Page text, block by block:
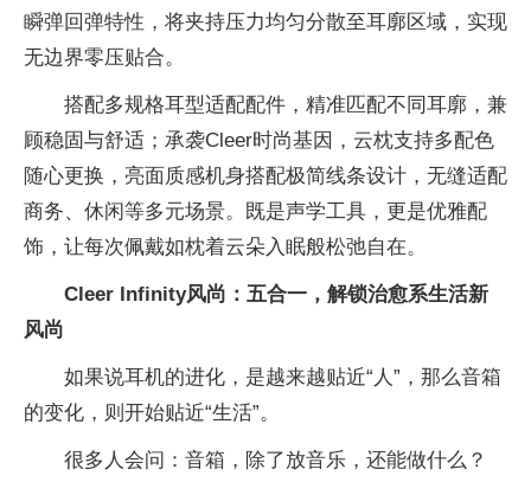
瞬弹回弹特性，将夹持压力均匀分散至耳廓区域，实现
无边界零压贴合。
搭配多规格耳型适配配件，精准匹配不同耳廓，兼
顾稳固与舒适；承袭Cleer时尚基因，云枕支持多配色
随心更换，亮面质感机身搭配极简线条设计，无缝适配
商务、休闲等多元场景。既是声学工具，更是优雅配
饰，让每次佩戴如枕着云朵入眠般松弛自在。
Cleer Infinity风尚： 五合一 ，解锁治愈系生活新
风尚
如果说耳机的进化，是越来越贴近“人”，那么音箱
的变化，则开始贴近“生活”。
很多人会问：音箱，除了放音乐，还能做什么？